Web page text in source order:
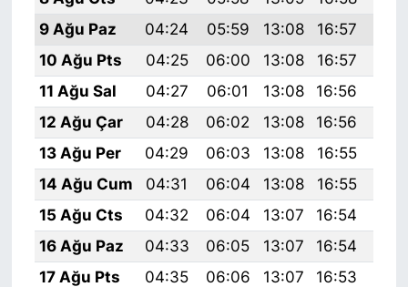
9 Ağu Paz
04:24 05:59 13:08 16:57
10 Ağu Pts
04:25 06:00 13:08 16:57
11 Ağu Sal
04:27 06:01 13:08 16:56
12 Ağu Çar
04:28 06:02 13:08 16:56
13 Ağu Per
04:29 06:03 13:08 16:55
14 Ağu Cum
04:31 06:04 13:08 16:55
15 Ağu Cts
04:32 06:04 13:07 16:54
16 Ağu Paz
04:33 06:05 13:07 16:54
17 Ağu Pts
04:35 06:06 13:07 16:53